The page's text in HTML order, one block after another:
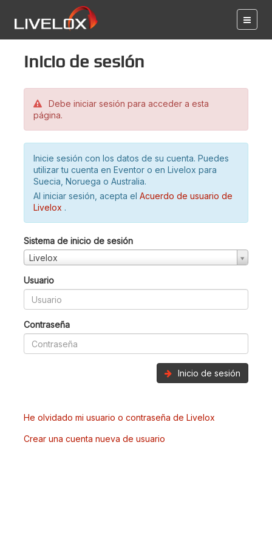
Inicio de sesión
Debe iniciar sesión para acceder a esta
página.
Inicie sesión con los datos de su cuenta. Puedes
utilizar tu cuenta en Eventor o en Livelox para
Suecia, Noruega o Australia.
Al iniciar sesión, acepta el Acuerdo de usuario de
Livelox .
Sistema de inicio de sesión
Livelox
Usuario
Contraseña
Inicio de sesión
He olvidado mi usuario o contraseña de Livelox
Crear una cuenta nueva de usuario